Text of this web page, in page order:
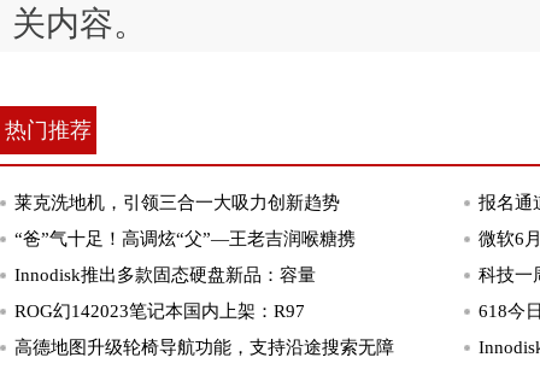
关内容。
热门推荐
莱克洗地机，引领三合一大吸力创新趋势
报名通
“爸”气十足！高调炫“父”—王老吉润喉糖携
微软6
Innodisk推出多款固态硬盘新品：容量
科技一
ROG幻142023笔记本国内上架：R97
618今
高德地图升级轮椅导航功能，支持沿途搜索无障